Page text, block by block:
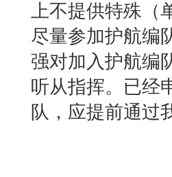
上不提供特殊（
尽量参加护航编
强对加入护航编
听从指挥。已经
队，应提前通过